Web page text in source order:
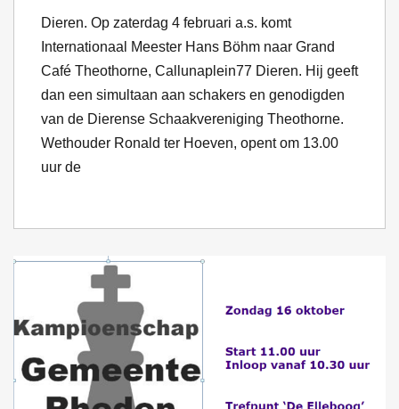
Dieren. Op zaterdag 4 februari a.s. komt
Internationaal Meester Hans Böhm naar Grand
Café Theothorne, Callunaplein77 Dieren. Hij geeft
dan een simultaan aan schakers en genodigden
van de Dierense Schaakvereniging Theothorne.
Wethouder Ronald ter Hoeven, opent om 13.00
uur de